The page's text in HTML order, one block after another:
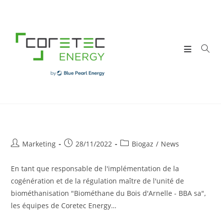
content
PostMarketing
Post28/11/2022
PostBiogaz / News
En tant que responsable de l'implémentation de la
cogénération et de la régulation maître de l'unité de
biométhanisation "Biométhane du Bois d'Arnelle - BBA sa",
les équipes de Coretec Energy…